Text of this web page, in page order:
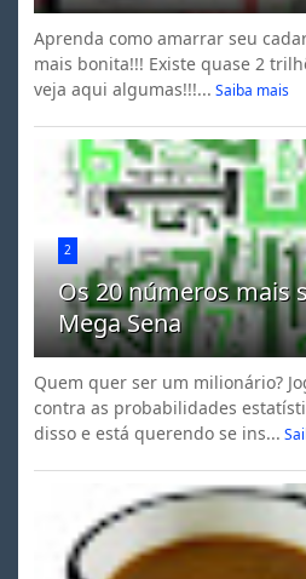
Aprenda como amarrar seu
mais bonita!!! Existe quase 2
veja aqui algumas!!!... Saiba mais
2
Os 20 números mais
Mega Sena
Quem quer ser um milionário?
contra as probabilidades
disso e está querendo se ins...